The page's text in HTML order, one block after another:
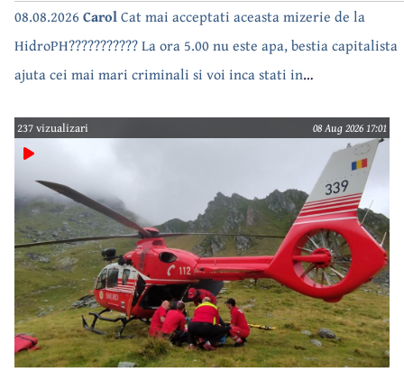
08.08.2026 CarolCat mai acceptati aceasta mizerie de la
HidroPH??????????? La ora 5.00 nu este apa, bestia capitalista
ajuta cei mai mari criminali si voi inca stati in
237 vizualizari 08 Aug 2026 17:01